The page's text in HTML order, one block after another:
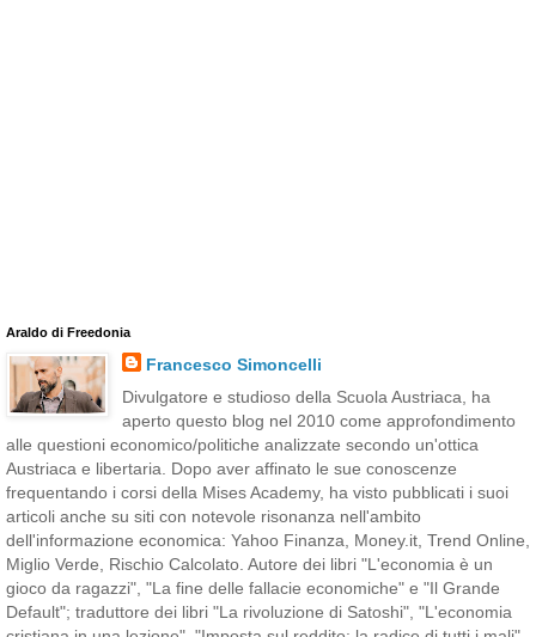
Araldo di Freedonia
Francesco Simoncelli
Divulgatore e studioso della Scuola Austriaca, ha
aperto questo blog nel 2010 come approfondimento
alle questioni economico/politiche analizzate secondo un'ottica
Austriaca e libertaria. Dopo aver affinato le sue conoscenze
frequentando i corsi della Mises Academy, ha visto pubblicati i suoi
articoli anche su siti con notevole risonanza nell'ambito
dell'informazione economica: Yahoo Finanza, Money.it, Trend Online,
Miglio Verde, Rischio Calcolato. Autore dei libri "L'economia è un
gioco da ragazzi", "La fine delle fallacie economiche" e "Il Grande
Default"; traduttore dei libri "La rivoluzione di Satoshi", "L'economia